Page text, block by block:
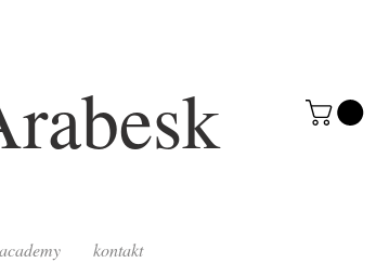
academy kontakt